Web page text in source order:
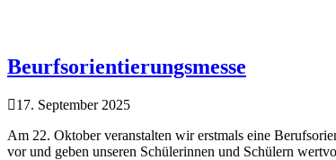
Beurfsorientierungsmesse
17. September 2025
Am 22. Oktober veranstalten wir erstmals eine
vor und geben unseren Schülerinnen und Schülern